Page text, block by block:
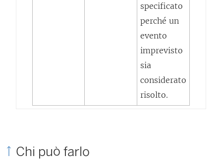
specificato
perché un
evento
imprevisto
sia
considerato
risolto.
Chi può farlo